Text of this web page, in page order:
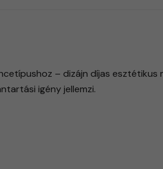
– dizájn díjas
igény jellemzi.